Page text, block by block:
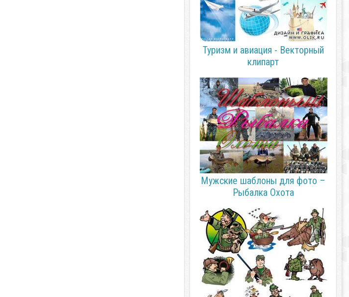
Туризм и авиация - Векторный
клипарт
Мужские шаблоны для фото –
Рыбалка Охота